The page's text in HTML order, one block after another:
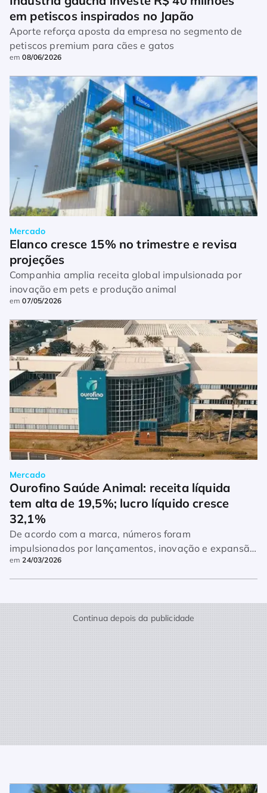
em petiscos inspirados no Japão
Aporte reforça aposta da empresa no segmento de
petiscos premium para cães e gatos
em08/06/2026
Mercado
Elanco cresce 15% no trimestre e revisa
projeções
Companhia amplia receita global impulsionada por
inovação em pets e produção animal
em07/05/2026
Mercado
Ourofino Saúde Animal: receita líquida
tem alta de 19,5%; lucro líquido cresce
32,1%
De acordo com a marca, números foram
impulsionados por lançamentos, inovação e expansão
internacional
em24/03/2026
Continua depois da publicidade